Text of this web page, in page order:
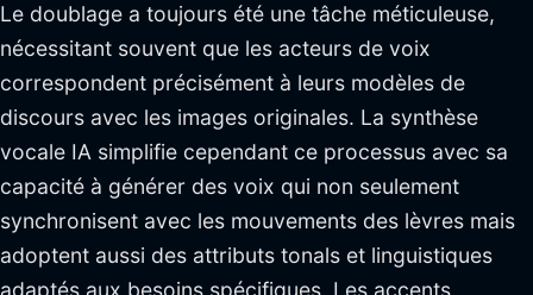
Le doublage a toujours été une tâche méticuleuse,
nécessitant souvent que les acteurs de voix
correspondent précisément à leurs modèles de
discours avec les images originales. La synthèse
vocale IA simplifie cependant ce processus avec sa
capacité à générer des voix qui non seulement
synchronisent avec les mouvements des lèvres mais
adoptent aussi des attributs tonals et linguistiques
adaptés aux besoins spécifiques. Les accents